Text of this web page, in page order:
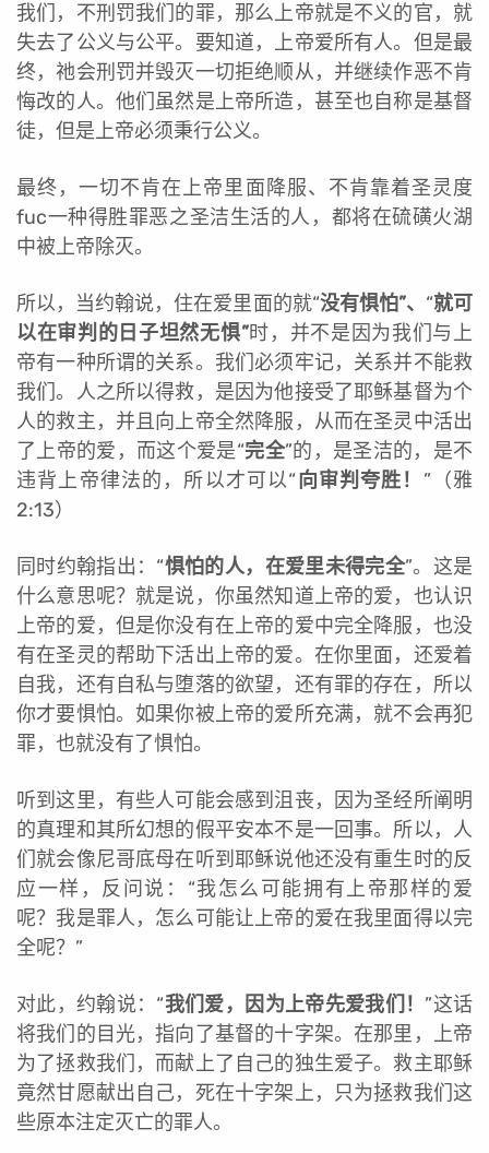
我们，不刑罚我们的罪，那么上帝就是不义的官，就
失去了公义与公平。要知道，上帝爱所有人。但是最
终，祂会刑罚并毁灭一切拒绝顺从，并继续作恶不肯
悔改的人。他们虽然是上帝所造，甚至也自称是基督
徒，但是上帝必须秉行公义。
最终，一切不肯在上帝里面降服、不肯靠着圣灵度
fuc一种得胜罪恶之圣洁生活的人，都将在硫磺火湖
中被上帝除灭。
所以，当约翰说，住在爱里面的就“没有惧怕”、 “就可
以在审判的日子坦然无惧”时，并不是因为我们与上
帝有一种所谓的关系。我们必须牢记，关系并不能救
我们。人之所以得救，是因为他接受了耶稣基督为个
人的救主，并且向上帝全然降服，从而在圣灵中活出
了上帝的爱，而这个爱是“完全”的，是圣洁的，是不
违背上帝律法的，所以才可以“向审判夸胜！ ”（雅
2:13）
同时约翰指出：“惧怕的人，在爱里未得完全”。这是
什么意思呢？就是说，你虽然知道上帝的爱，也认识
上帝的爱，但是你没有在上帝的爱中完全降服，也没
有在圣灵的帮助下活出上帝的爱。在你里面，还爱着
自我，还有自私与堕落的欲望，还有罪的存在，所以
你才要惧怕。如果你被上帝的爱所充满，就不会再犯
罪，也就没有了惧怕。
听到这里，有些人可能会感到沮丧，因为圣经所阐明
的真理和其所幻想的假平安本不是一回事。所以，人
们就会像尼哥底母在听到耶稣说他还没有重生时的反
应一样，反问说：“我怎么可能拥有上帝那样的爱
呢？我是罪人，怎么可能让上帝的爱在我里面得以完
全呢？”
对此，约翰说：“我们爱，因为上帝先爱我们！ ”这话
将我们的目光，指向了基督的十字架。在那里，上帝
为了拯救我们，而献上了自己的独生爱子。救主耶稣
竟然甘愿献出自己，死在十字架上，只为拯救我们这
些原本注定灭亡的罪人。